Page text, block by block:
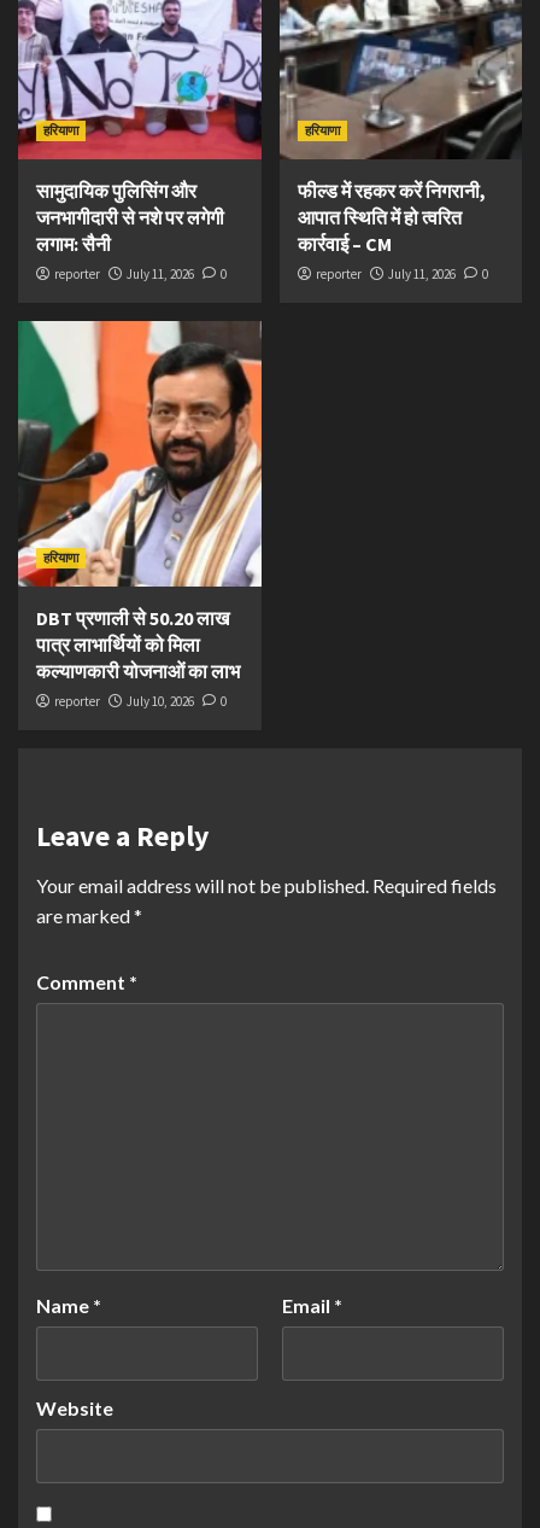
हरियाणा
सामुदायिक पुलिसिंग और
जनभागीदारी से नशे पर लगेगी
लगाम: सैनी
reporter July 11, 2026 0
हरियाणा
फील्ड में रहकर करें निगरानी,
आपात स्थिति में हो त्वरित
कार्रवाई – CM
reporter July 11, 2026 0
हरियाणा
DBT प्रणाली से 50.20 लाख
पात्र लाभार्थियों को मिला
कल्याणकारी योजनाओं का लाभ
reporter July 10, 2026 0
Leave a Reply
Your email address will not be published. Required fields
are marked*
Comment *
Name * Email *
Website